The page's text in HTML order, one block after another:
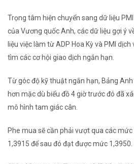
Trọng tâm hiện chuyển sang dữ liệu
của Vương quốc Anh, các dữ liệu gợi ý
liệu việc làm từ ADP Hoa Kỳ và PMI dịch
tìm các cơ hội giao dịch ngắn hạn.
Từ góc độ kỹ thuật ngắn hạn, Bảng
hơn mặc dù biểu đồ 4 giờ trước đó đã
mô hình tam giác cân.
Phe mua sẽ cần phải vượt qua các
1,3915 để sau đó đạt được mức 1,3950.